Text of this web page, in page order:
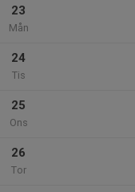
23
Mån
24
Tis
25
Ons
26
Tor